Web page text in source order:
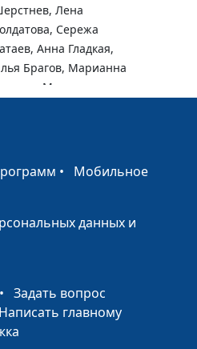
Лена
Сережа
Анна Гладкая,
Брагов, Марианна
Милена
Сережа
Лощева, Милена
Трусюк, Евгений
Скрипников,
• Мобильное
данных и
• Задать вопрос
Написать главному